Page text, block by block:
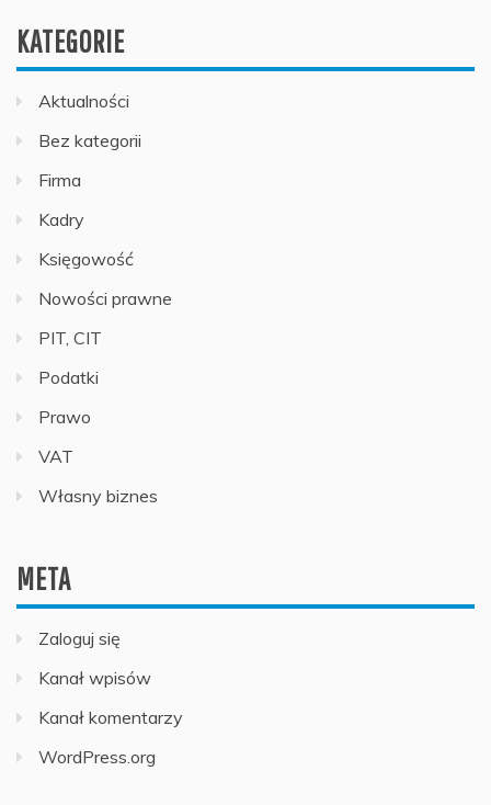
KATEGORIE
Aktualności
Bez kategorii
Firma
Kadry
Księgowość
Nowości prawne
PIT, CIT
Podatki
Prawo
VAT
Własny biznes
META
Zaloguj się
Kanał wpisów
Kanał komentarzy
WordPress.org